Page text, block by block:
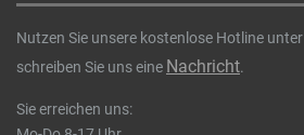
Nutzen Sie unsere kostenlose Hotline unter
schreiben Sie uns eine Nachricht.
Sie erreichen uns: